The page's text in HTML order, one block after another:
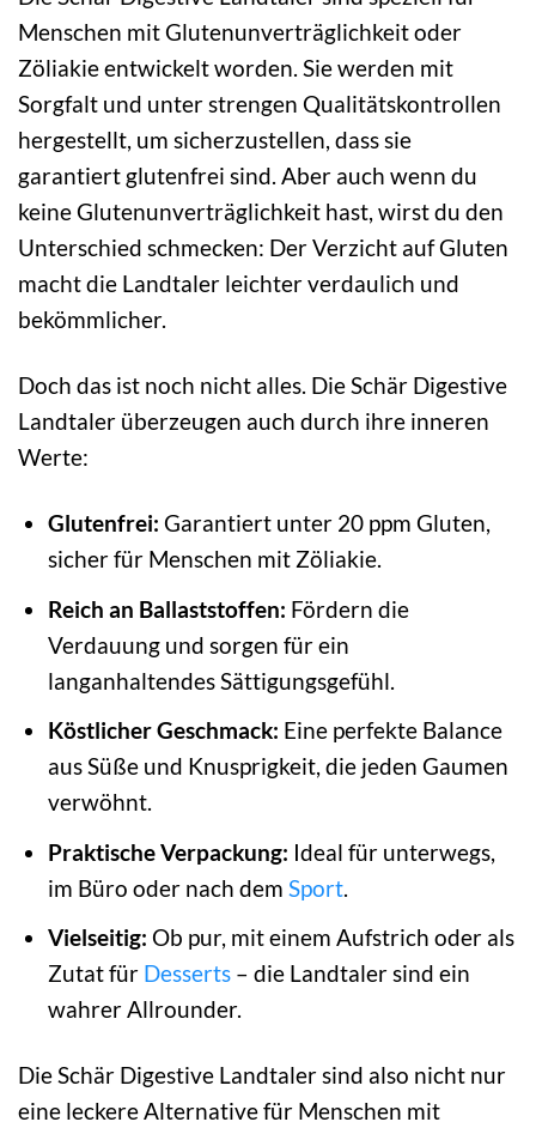
Menschen mit Glutenunverträglichkeit oder
Zöliakie entwickelt worden. Sie werden mit
Sorgfalt und unter strengen Qualitätskontrollen
hergestellt, um sicherzustellen, dass sie
garantiert glutenfrei sind. Aber auch wenn du
keine Glutenunverträglichkeit hast, wirst du den
Unterschied schmecken: Der Verzicht auf Gluten
macht die Landtaler leichter verdaulich und
bekömmlicher.
Doch das ist noch nicht alles. Die Schär Digestive
Landtaler überzeugen auch durch ihre inneren
Werte:
Glutenfrei: Garantiert unter 20 ppm Gluten,
sicher für Menschen mit Zöliakie.
Reich an Ballaststoffen: Fördern die
Verdauung und sorgen für ein
langanhaltendes Sättigungsgefühl.
Köstlicher Geschmack: Eine perfekte Balance
aus Süße und Knusprigkeit, die jeden Gaumen
verwöhnt.
Praktische Verpackung: Ideal für unterwegs,
im Büro oder nach dem Sport.
Vielseitig: Ob pur, mit einem Aufstrich oder als
Zutat für Desserts– die Landtaler sind ein
wahrer Allrounder.
Die Schär Digestive Landtaler sind also nicht nur
eine leckere Alternative für Menschen mit